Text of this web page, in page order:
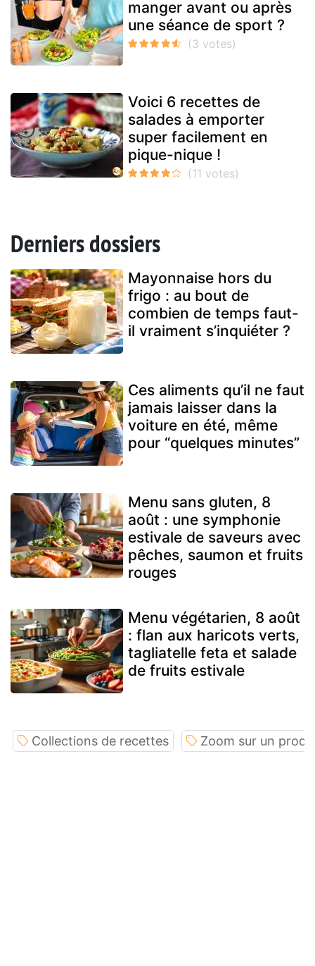
manger avant ou après
une séance de sport ?
Voici 6 recettes de
salades à emporter
super facilement en
pique-nique !
Derniers dossiers
Mayonnaise hors du
frigo : au bout de
combien de temps faut-
il vraiment s’inquiéter ?
Ces aliments qu’il ne faut
jamais laisser dans la
voiture en été, même
pour “quelques minutes”
Menu sans gluten, 8
août : une symphonie
estivale de saveurs avec
pêches, saumon et fruits
rouges
Menu végétarien, 8 août
: flan aux haricots verts,
tagliatelle feta et salade
de fruits estivale
Collections de recettes Zoom sur un